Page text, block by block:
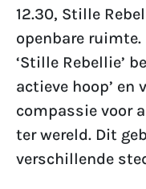
12.30, Stille
openbare ruimte.
‘Stille Rebellie’
actieve hoop’
compassie voor
ter wereld. Dit
verschillende